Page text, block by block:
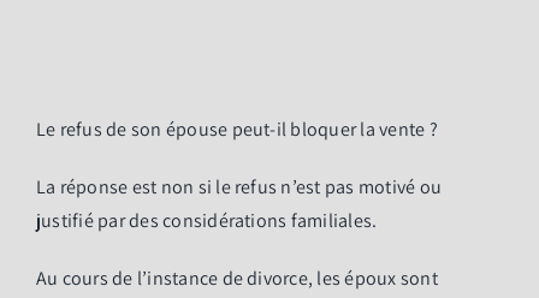
Le refus de son épouse peut-il bloquer la vente ?
La réponse est non si le refus n’est pas motivé ou
justifié par des considérations familiales.
Au cours de l’instance de divorce, les époux sont